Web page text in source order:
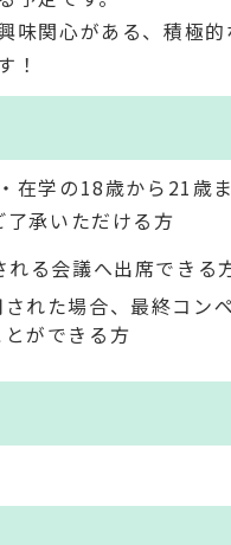
味関心がある、積極
！
在学の18歳から21歳
承いただける方
れる会議へ出席できる
れた場合、最終コン
ができる方